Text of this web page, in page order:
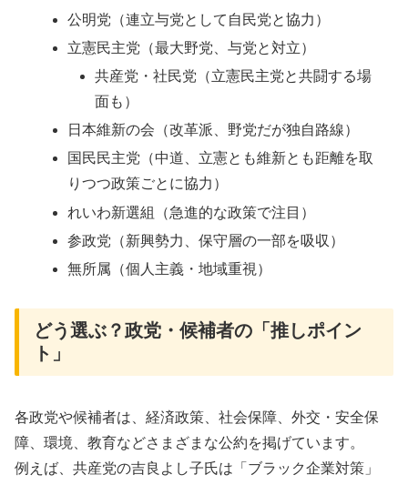
公明党（連立与党として自民党と協力）
立憲民主党（最大野党、与党と対立）
共産党・社民党（立憲民主党と共闘する場
面も）
日本維新の会（改革派、野党だが独自路線）
国民民主党（中道、立憲とも維新とも距離を取
りつつ政策ごとに協力）
れいわ新選組（急進的な政策で注目）
参政党（新興勢力、保守層の一部を吸収）
無所属（個人主義・地域重視）
どう選ぶ？政党・候補者の「推しポイン
ト」
各政党や候補者は、経済政策、社会保障、外交・安全保
障、環境、教育などさまざまな公約を掲げています。
例えば、共産党の吉良よし子氏は「ブラック企業対策」